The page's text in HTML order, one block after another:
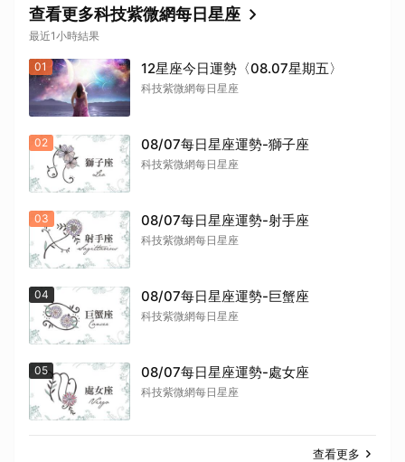
查看更多科技紫微網每日星座
最近1小時結果
01 12星座今日運勢〈08.07星期五〉
科技紫微網每日星座
02 08/07每日星座運勢-獅子座
科技紫微網每日星座
03 08/07每日星座運勢-射手座
科技紫微網每日星座
04 08/07每日星座運勢-巨蟹座
科技紫微網每日星座
05 08/07每日星座運勢-處女座
科技紫微網每日星座
查看更多